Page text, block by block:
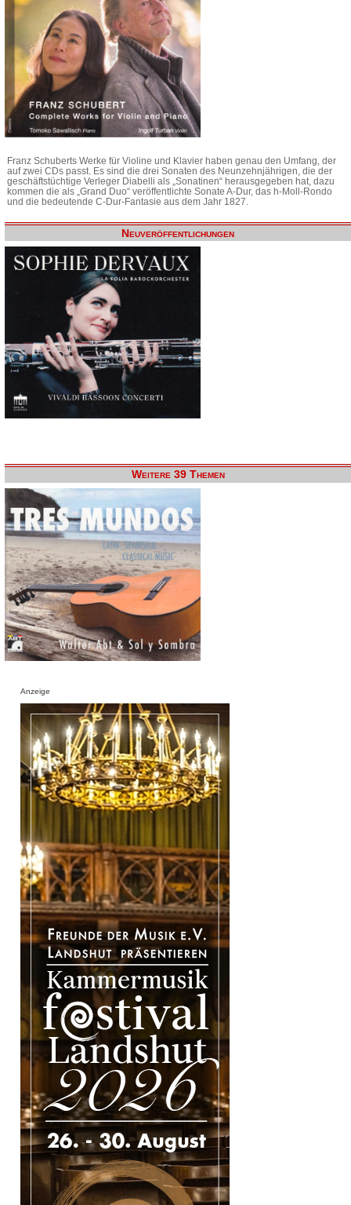
Franz Schuberts Werke für Violine und Klavier haben genau den Umfang, der
auf zwei CDs passt. Es sind die drei Sonaten des Neunzehnjährigen, die der
geschäftstüchtige Verleger Diabelli als „Sonatinen“ herausgegeben hat, dazu
kommen die als „Grand Duo“ veröffentlichte Sonate A-Dur, das h-Moll-Rondo
und die bedeutende C-Dur-Fantasie aus dem Jahr 1827.
Neuveröffentlichungen
Weitere 39 Themen
Anzeige